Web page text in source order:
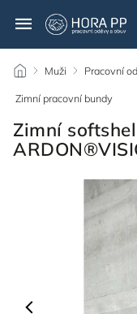
/ Muži / Pracovní
Zimní pracovní bundy
Zimní